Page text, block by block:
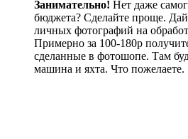
Занимательно! Нет даже
бюджета? Сделайте проще.
личных фотографий на
Примерно за 100-180р
сделанные в фотошопе. Там
машина и яхта. Что пожелаете.